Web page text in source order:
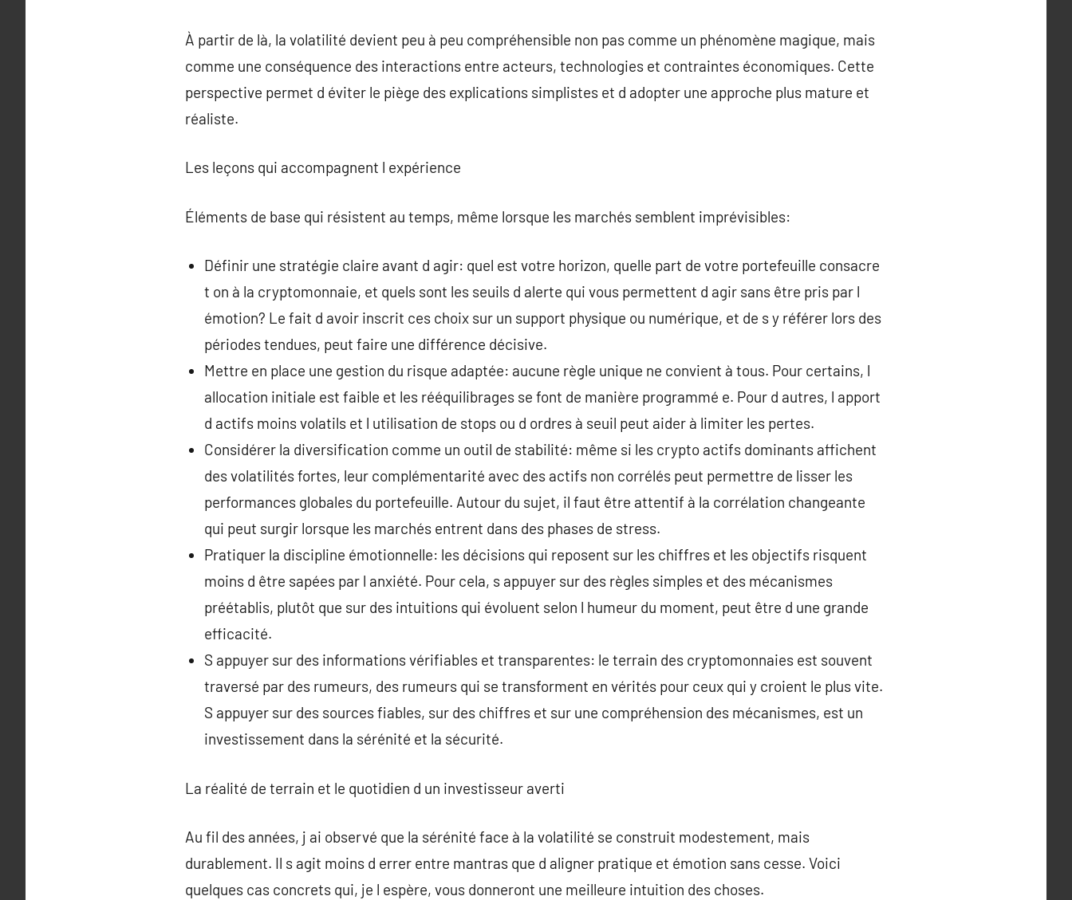
À partir de là, la volatilité devient peu à peu compréhensible non pas comme un phénomène magique, mais
comme une conséquence des interactions entre acteurs, technologies et contraintes économiques. Cette
perspective permet d éviter le piège des explications simplistes et d adopter une approche plus mature et
réaliste.
Les leçons qui accompagnent l expérience
Éléments de base qui résistent au temps, même lorsque les marchés semblent imprévisibles:
Définir une stratégie claire avant d agir: quel est votre horizon, quelle part de votre portefeuille consacre
t on à la cryptomonnaie, et quels sont les seuils d alerte qui vous permettent d agir sans être pris par l
émotion? Le fait d avoir inscrit ces choix sur un support physique ou numérique, et de s y référer lors des
périodes tendues, peut faire une différence décisive.
Mettre en place une gestion du risque adaptée: aucune règle unique ne convient à tous. Pour certains, l
allocation initiale est faible et les rééquilibrages se font de manière programmé e. Pour d autres, l apport
d actifs moins volatils et l utilisation de stops ou d ordres à seuil peut aider à limiter les pertes.
Considérer la diversification comme un outil de stabilité: même si les crypto actifs dominants affichent
des volatilités fortes, leur complémentarité avec des actifs non corrélés peut permettre de lisser les
performances globales du portefeuille. Autour du sujet, il faut être attentif à la corrélation changeante
qui peut surgir lorsque les marchés entrent dans des phases de stress.
Pratiquer la discipline émotionnelle: les décisions qui reposent sur les chiffres et les objectifs risquent
moins d être sapées par l anxiété. Pour cela, s appuyer sur des règles simples et des mécanismes
préétablis, plutôt que sur des intuitions qui évoluent selon l humeur du moment, peut être d une grande
efficacité.
S appuyer sur des informations vérifiables et transparentes: le terrain des cryptomonnaies est souvent
traversé par des rumeurs, des rumeurs qui se transforment en vérités pour ceux qui y croient le plus vite.
S appuyer sur des sources fiables, sur des chiffres et sur une compréhension des mécanismes, est un
investissement dans la sérénité et la sécurité.
La réalité de terrain et le quotidien d un investisseur averti
Au fil des années, j ai observé que la sérénité face à la volatilité se construit modestement, mais
durablement. Il s agit moins d errer entre mantras que d aligner pratique et émotion sans cesse. Voici
quelques cas concrets qui, je l espère, vous donneront une meilleure intuition des choses.